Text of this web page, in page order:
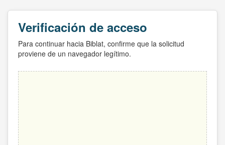
Verificación de acceso
Para continuar hacia Biblat, confirme que la solicitud
proviene de un navegador legítimo.